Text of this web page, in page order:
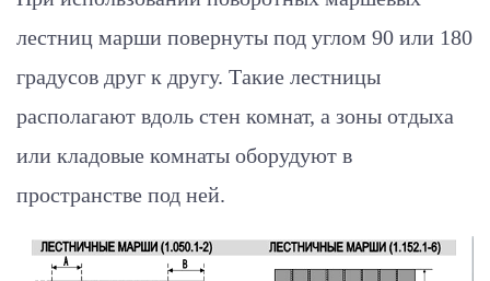
лестниц марши повернуты под углом 90 или 180
градусов друг к другу. Такие лестницы
располагают вдоль стен комнат, а зоны отдыха
или кладовые комнаты оборудуют в
пространстве под ней.